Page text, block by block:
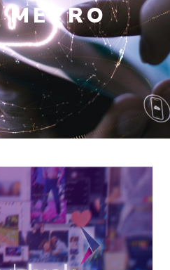
METRO